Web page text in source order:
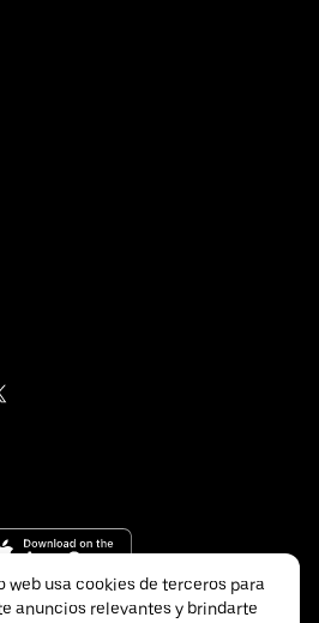
web usa cookies de terceros para
anuncios relevantes y brindarte